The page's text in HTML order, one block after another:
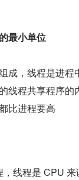
最小单位
成，线程是进程
线程共享程序的
比进程要高
线程是 CPU